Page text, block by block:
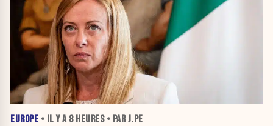
EUROPE • IL Y A 8 HEURES• PAR J.PE